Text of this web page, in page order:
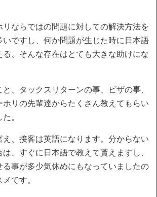
リならではの問題に対しての解決方法を
いですし、何か問題が生じた時に日本語
る、そんな存在はとても大きな助けにな
、タックスリターンの事、ビザの事、
ホリの先輩達からたくさん教えてもらい
。
え、接客は英語になります。分からない
、すぐに日本語で教えて貰えますし、
る事が多少気休めにもなっていましたの
です。